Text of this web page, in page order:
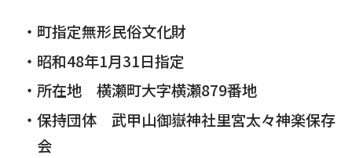
高齢者の方
よこハグ
横瀬町役場
TEL 0494-25-0111（代表）
開庁時間：8:30〜17:00
町指定無形民俗文化財
昭和48年1月31日指定
所在地 横瀬町大字横瀬879番地
保持団体 武甲山御嶽神社里宮太々神楽保存
会